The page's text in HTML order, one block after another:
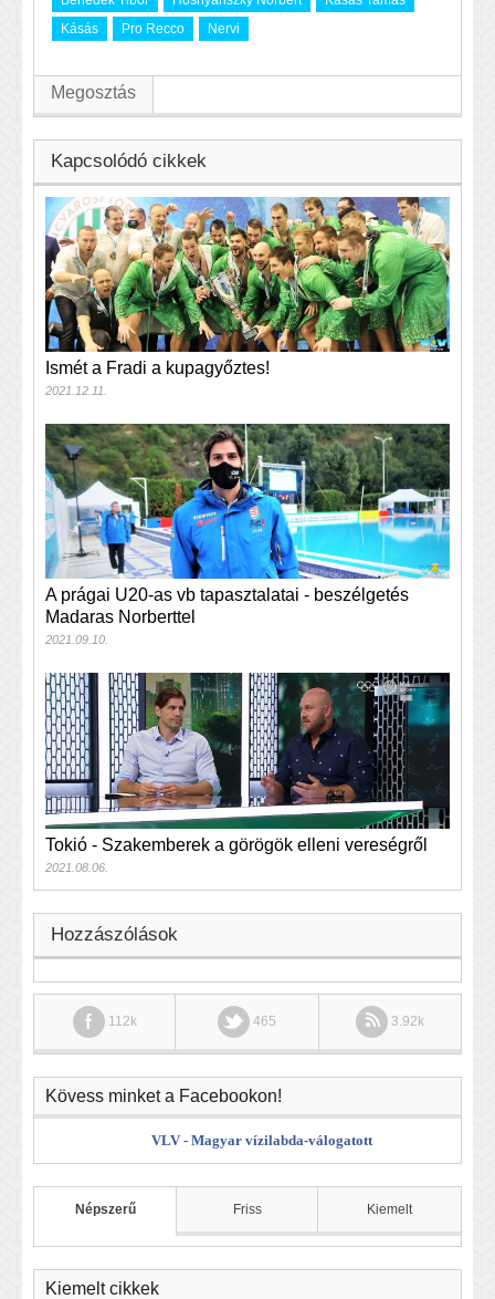
Kásás
Pro Recco Nervi
Megosztás
Kapcsolódó cikkek
Ismét a Fradi a kupagyőztes!
2021.12.11.
A prágai U20-as vb tapasztalatai - beszélgetés
Madaras Norberttel
2021.09.10.
Tokió - Szakemberek a görögök elleni vereségről
2021.08.06.
Hozzászólások
112k 465 3.92k
Kövess minket a Facebookon!
VLV - Magyar vízilabda-válogatott
Népszerű Friss Kiemelt
Kiemelt cikkek